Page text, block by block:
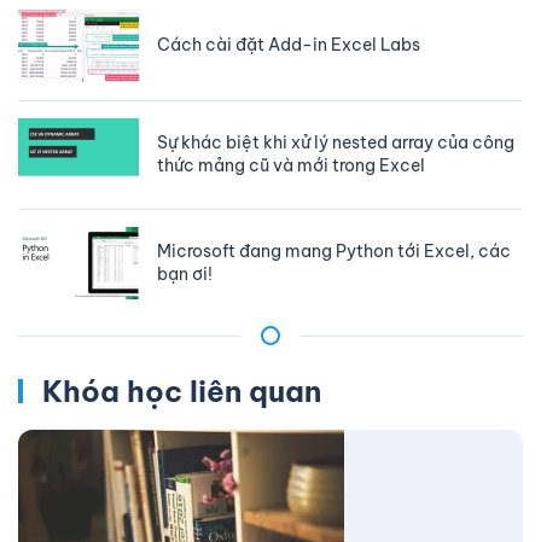
Cách cài đặt Add-in Excel Labs
Sự khác biệt khi xử lý nested array của công
thức mảng cũ và mới trong Excel
Microsoft đang mang Python tới Excel, các
bạn ơi!
Khóa học liên quan